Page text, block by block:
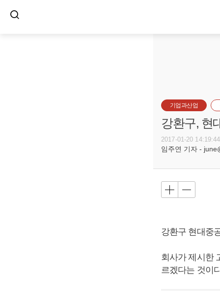
기업과산업
강환구, 현
2017-01-20 14:19:44
임주연 기자 -
강환구 현대중
회사가 제시한
르겠다는 것이